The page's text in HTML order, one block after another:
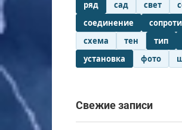
ряд
сад свет
соединение
схема
тен тип
установка
фото
Свежие записи